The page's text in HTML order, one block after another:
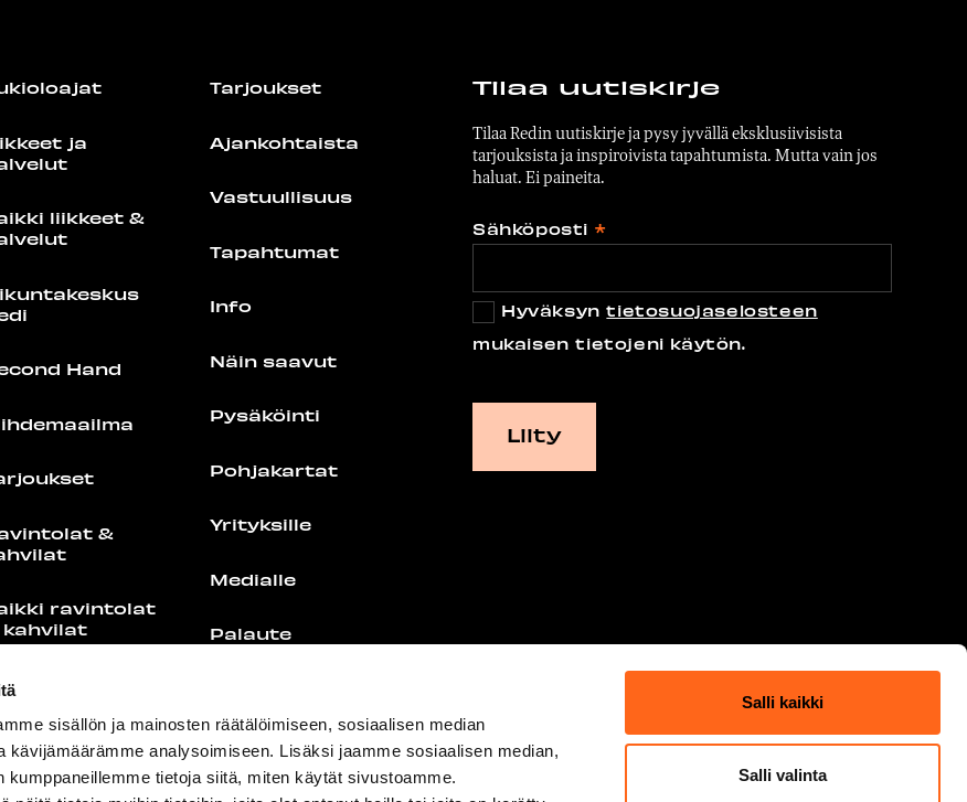
sisällön ja mainosten räätälöimiseen, sosiaalisen median
kävijämäärämme analysoimiseen. Lisäksi jaamme sosiaalisen median,
kumppaneillemme tietoja siitä, miten käytät sivustoamme.
Salli kaikki
Salli valinta
ja
liikkeet &
Hand
&
ravintolat
kahvilat
Port
Tarjoukset
Ajankohtaista
Vastuullisuus
Tapahtumat
Info
Näin saavut
Pysäköinti
Pohjakartat
Yrityksille
Medialle
Palaute
Tilaa uutiskirje
Tilaa Redin uutiskirje ja pysy jyvällä eksklusiivisista
tarjouksista ja inspiroivista tapahtumista. Mutta vain jos
haluat. Ei paineita.
Sähköposti *
Hyväksyntietosuojaselosteen
mukaisen tietojeni käytön.